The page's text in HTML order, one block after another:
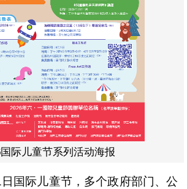
际儿童节系列活动海报
国际儿童节，多个政府部门、公